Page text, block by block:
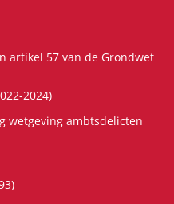
artikel 57 van de Grondwet
2024)
wetgeving ambtsdelicten